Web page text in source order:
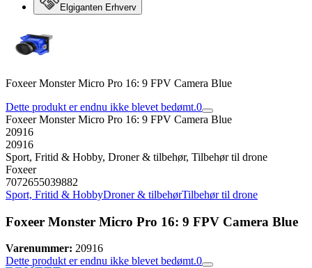
Elgiganten Erhverv
Foxeer Monster Micro Pro 16: 9 FPV Camera Blue
Dette produkt er endnu ikke blevet bedømt.0
Foxeer Monster Micro Pro 16: 9 FPV Camera Blue
20916
20916
Sport, Fritid & Hobby, Droner & tilbehør, Tilbehør til drone
Foxeer
7072655039882
Sport, Fritid & HobbyDroner & tilbehørTilbehør til drone
Foxeer Monster Micro Pro 16: 9 FPV Camera Blue
Varenummer: 20916
Dette produkt er endnu ikke blevet bedømt.0